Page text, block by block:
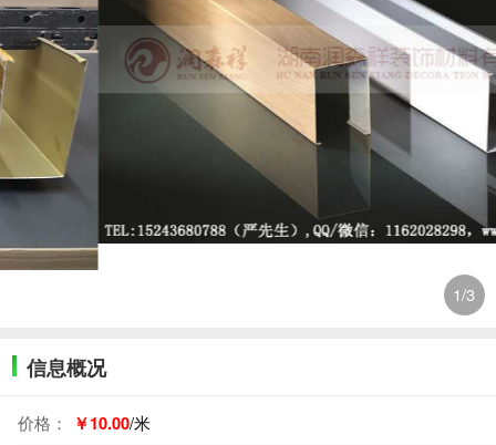
1/3
信息概况
价格： ￥10.00/米